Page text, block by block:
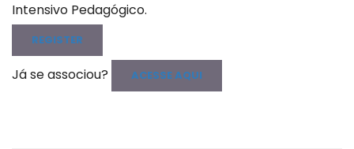
Intensivo Pedagógico.
REGISTER
Já se associou? ACESSE AQUI